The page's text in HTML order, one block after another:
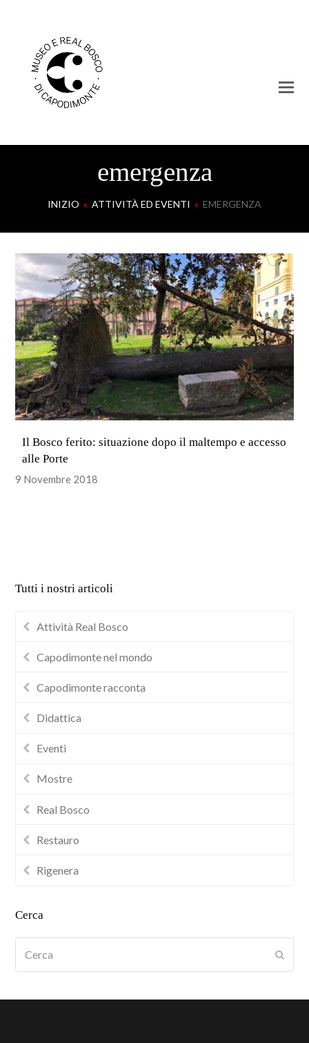
emergenza
INIZIO » ATTIVITÀ ED EVENTI » EMERGENZA
Il Bosco ferito: situazione dopo il maltempo e accesso
alle Porte
9 Novembre 2018
Tutti i nostri articoli
Attività Real Bosco
Capodimonte nel mondo
Capodimonte racconta
Didattica
Eventi
Mostre
Real Bosco
Restauro
Rigenera
Cerca